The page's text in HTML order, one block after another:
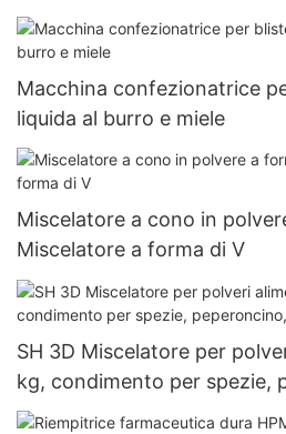
Macchina confezionatrice
liquida al burro e miele
Miscelatore a cono in
Miscelatore a forma di V
SH 3D Miscelatore per
kg, condimento per spezie,
polvere, frullatore